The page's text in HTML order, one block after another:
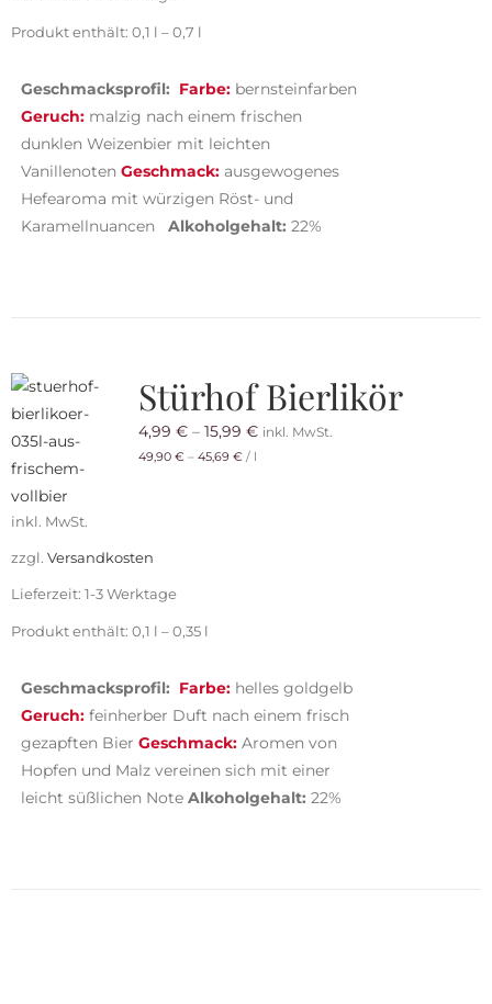
Produkt enthält: 0,1 l – 0,7 l
Geschmacksprofil: Farbe: bernsteinfarben
Geruch: malzig nach einem frischen
dunklen Weizenbier mit leichten
Vanillenoten Geschmack: ausgewogenes
Hefearoma mit würzigen Röst- und
Karamellnuancen
Alkoholgehalt: 22%
Stürhof Bierlikör
4,99 €– 15,99 € inkl. MwSt.
49,90 €– 45,69 €/ l
inkl. MwSt.
zzgl. Versandkosten
Lieferzeit: 1-3 Werktage
Produkt enthält: 0,1 l – 0,35 l
Geschmacksprofil: Farbe: helles goldgelb
Geruch: feinherber Duft nach einem frisch
gezapften Bier Geschmack: Aromen von
Hopfen und Malz vereinen sich mit einer
leicht süßlichen Note Alkoholgehalt: 22%